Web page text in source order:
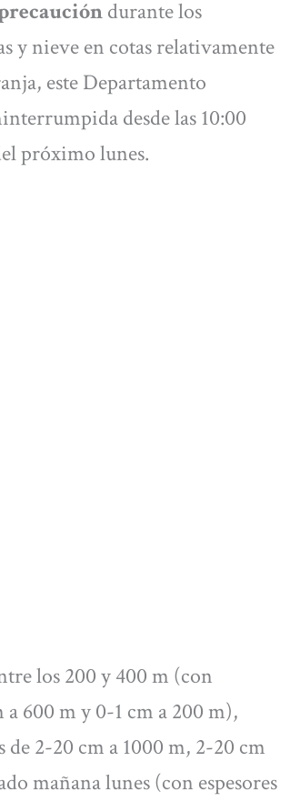
durante los
y nieve en cotas relativamente
este Departamento
desde las 10:00
próximo lunes.
los 200 y 400 m (con
a 600 m y 0-1 cm a 200 m),
2-20 cm a 1000 m, 2-20 cm
mañana lunes (con espesores